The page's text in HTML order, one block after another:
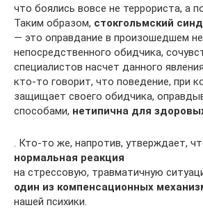
что боялись вовсе не террориста, а
Таким образом, стокгольмский
— это оправдание в произошедшем
непосредственного обидчика,
специалистов насчет данного
кто-то говорит, что поведение, при
защищает своего обидчика,
способами, нетипична для
. Кто-то же, напротив, утверждает,
нормальная реакция
на стрессовую, травматичную
один из компенсационных
нашей психики.